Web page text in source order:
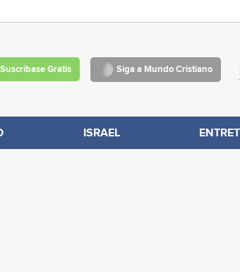
Suscríbase Gratis Siga a Mundo Cristiano
ISRAEL